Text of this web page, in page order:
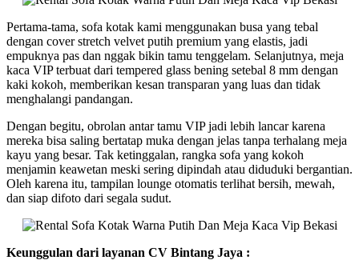
Pertama-tama, sofa kotak kami menggunakan busa yang tebal
dengan cover stretch velvet putih premium yang elastis, jadi
empuknya pas dan nggak bikin tamu tenggelam. Selanjutnya, meja
kaca VIP terbuat dari tempered glass bening setebal 8 mm dengan
kaki kokoh, memberikan kesan transparan yang luas dan tidak
menghalangi pandangan.
Dengan begitu, obrolan antar tamu VIP jadi lebih lancar karena
mereka bisa saling bertatap muka dengan jelas tanpa terhalang meja
kayu yang besar. Tak ketinggalan, rangka sofa yang kokoh
menjamin keawetan meski sering dipindah atau diduduki bergantian.
Oleh karena itu, tampilan lounge otomatis terlihat bersih, mewah,
dan siap difoto dari segala sudut.
Keunggulan dari layanan CV Bintang Jaya :